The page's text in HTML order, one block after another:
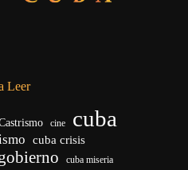
Leer
cine cuba
cuba crisis
cuba miseria